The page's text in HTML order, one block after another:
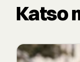
Katso